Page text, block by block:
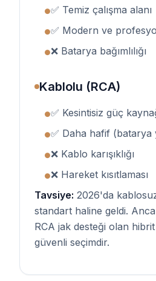
●✅ Temiz çalışma alanı
●✅ Modern ve
●❌ Batarya bağımlılığı
Kablolu (RCA)
●✅ Kesintisiz güç
●✅ Daha hafif (batarya
●❌ Kablo karışıklığı
●❌ Hareket kısıtlaması
Tavsiye: 2026'da
standart haline geldi.
RCA jak desteği olan
güvenli seçimdir.